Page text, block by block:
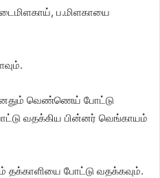
ப.மிளகாயை
வெண்ணெய் போட்டு
வதக்கிய பின்னர் வெங்காயம்
தக்காளியை போட்டு வதக்கவும்.